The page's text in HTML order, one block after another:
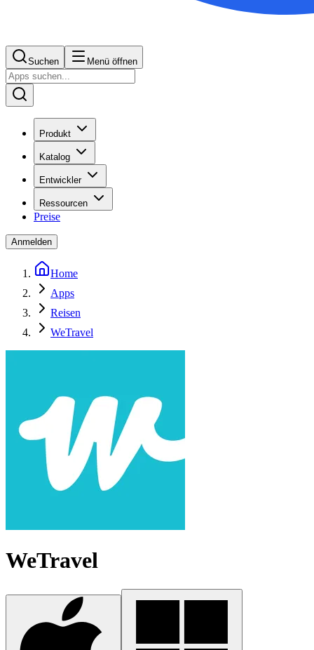
Suchen Menü öffnen
Produkt
Katalog
Entwickler
Ressourcen
Preise
Anmelden
Home
Apps
Reisen
WeTravel
WeTravel